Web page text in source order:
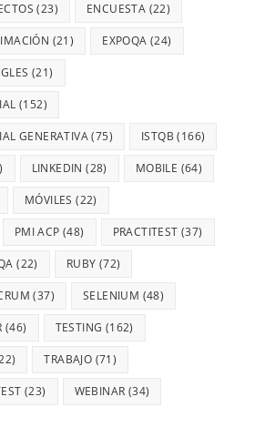
(23) ENCUESTA (22)
(21) EXPOQA (24)
(21)
(152)
GENERATIVA(75) ISTQB (166)
LINKEDIN (28) MOBILE (64)
MÓVILES (22)
PMI ACP (48) PRACTITEST (37)
(22) RUBY (72)
(37) SELENIUM (48)
(46) TESTING (162)
TRABAJO (71)
(23) WEBINAR (34)